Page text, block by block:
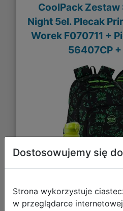
CoolPack
Night 5el. Plecak
Worek F070711 +
56407CP
Dostosowujemy się
Strona wykorzystuje
w przeglądarce